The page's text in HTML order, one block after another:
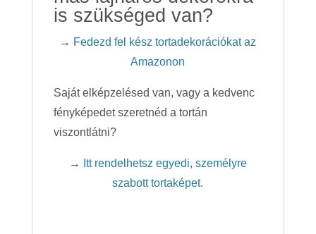
is szükséged van?
→ Fedezd fel kész tortadekorációkat az
Amazonon
Saját elképzelésed van, vagy a kedvenc
fényképedet szeretnéd a tortán
viszontlátni?
→
Itt rendelhetsz egyedi, személyre
szabott tortaképet.